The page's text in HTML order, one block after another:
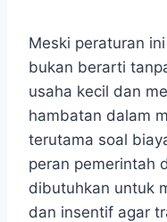
Meski peraturan
bukan berarti
usaha kecil dan
hambatan dalam
terutama soal
peran pemerintah
dibutuhkan untuk
dan insentif agar